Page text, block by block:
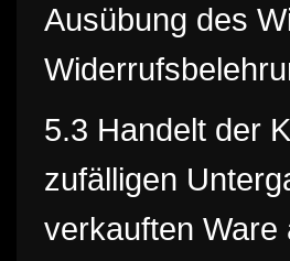
Ausübung des
5.3 Handelt der
zufälligen
verkauften Ware